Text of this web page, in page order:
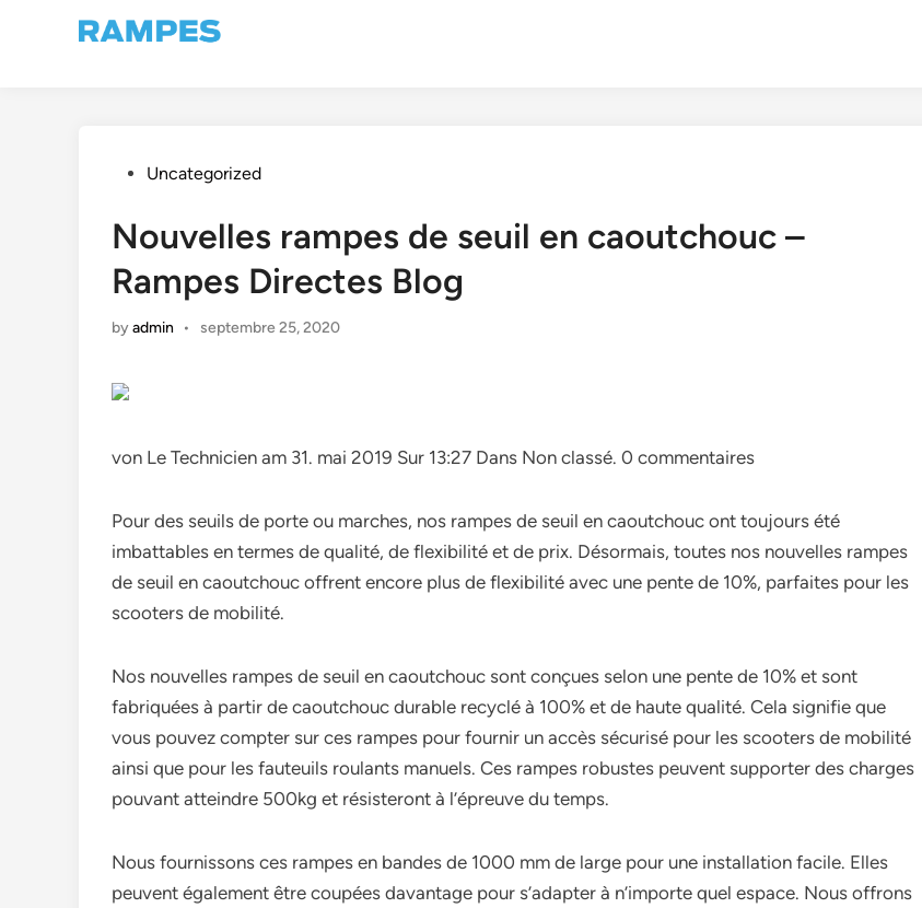
PostedUncategorized
Nouvelles rampes de seuil en caoutchouc –
Rampes Directes Blog
byadmin • septembre 25, 2020
von Le Technicien am 31. mai 2019 Sur 13:27 Dans Non classé. 0 commentaires
Pour des seuils de porte ou marches, nos rampes de seuil en caoutchouc ont toujours été
imbattables en termes de qualité, de flexibilité et de prix. Désormais, toutes nos nouvelles rampes
de seuil en caoutchouc offrent encore plus de flexibilité avec une pente de 10%, parfaites pour les
scooters de mobilité.
Nos nouvelles rampes de seuil en caoutchouc sont conçues selon une pente de 10% et sont
fabriquées à partir de caoutchouc durable recyclé à 100% et de haute qualité. Cela signifie que
vous pouvez compter sur ces rampes pour fournir un accès sécurisé pour les scooters de mobilité
ainsi que pour les fauteuils roulants manuels. Ces rampes robustes peuvent supporter des charges
pouvant atteindre 500kg et résisteront à l’épreuve du temps.
Nous fournissons ces rampes en bandes de 1000 mm de large pour une installation facile. Elles
peuvent également être coupées davantage pour s’adapter à n’importe quel espace. Nous offrons